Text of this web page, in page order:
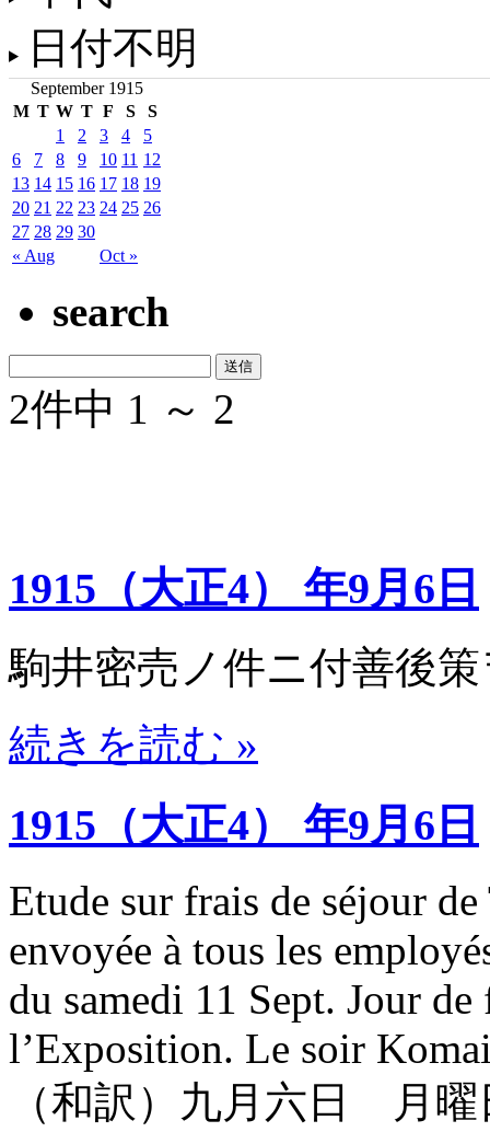
日付不明
September 1915
M T W T F S S
« Aug Oct »
1 2 3 4
5
6
7 8 9 10 11 12
13 14 15 16 17 18 19
20 21 22 23 24 25 26
27 28 29 30
search
2件中 1 ～ 2
1915（大正4） 年9月6日
駒井密売ノ件ニ付善後
続きを読む »
1915（大正4） 年9月6日
Etude sur frais de séjour
envoyée à tous les
du samedi 11 Sept. Jour
l’Exposition. Le soir
（和訳）九月六日 月